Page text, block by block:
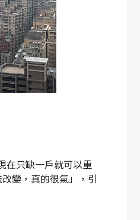
在只缺一戶就可以重
變，真的很氣」，引